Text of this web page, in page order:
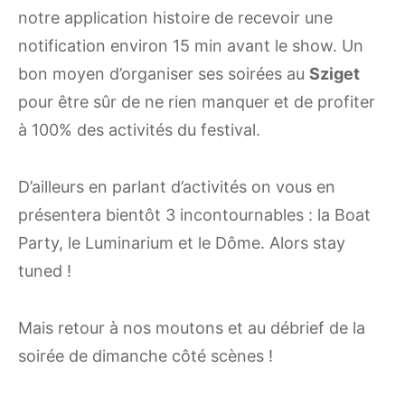
notre application histoire de recevoir une
notification environ 15 min avant le show. Un
bon moyen d’organiser ses soirées au Sziget
pour être sûr de ne rien manquer et de profiter
à 100% des activités du festival.
D’ailleurs en parlant d’activités on vous en
présentera bientôt 3 incontournables : la Boat
Party, le Luminarium et le Dôme. Alors stay
tuned !
Mais retour à nos moutons et au débrief de la
soirée de dimanche côté scènes !